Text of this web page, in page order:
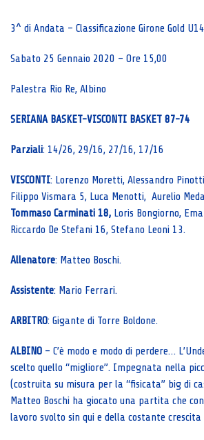
3^ di Andata – Classificazione Girone Gold
Sabato 25 Gennaio 2020 – Ore 15,00
Palestra Rio Re, Albino
SERIANA BASKET-VISCONTI BASKET 87-74
Parziali: 14/26, 29/16, 27/16, 17/16
VISCONTI: Lorenzo Moretti, Alessandro
Filippo Vismara 5, Luca Menotti, Aurelio
Tommaso Carminati 18, Loris Bongiorno,
Riccardo De Stefani 16, Stefano Leoni 13.
Allenatore: Matteo Boschi.
Assistente: Mario Ferrari.
ARBITRO: Gigante di Torre Boldone.
ALBINO – C’è modo e modo di perdere…
scelto quello “migliore”. Impegnata nella
(costruita su misura per la “fisicata” big di
Matteo Boschi ha giocato una partita che
lavoro svolto sin qui e della costante crescita